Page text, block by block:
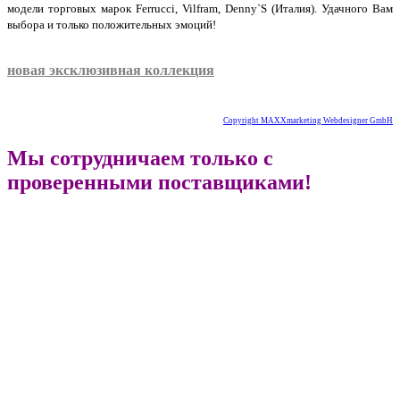
модели торговых марок Ferrucci, Vilfram, Denny`S (Италия). Удачного Вам
выбора и только положительных эмоций!
новая эксклюзивная коллекция
Copyright MAXXmarketing Webdesigner GmbH
Мы сотрудничаем только с
проверенными поставщиками!